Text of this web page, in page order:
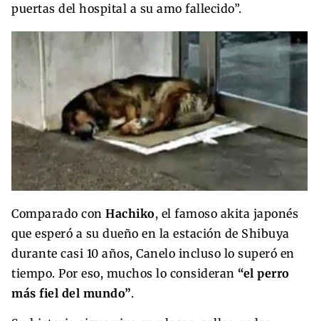
puertas del hospital a su amo fallecido”.
Comparado con Hachiko, el famoso akita japonés
que esperó a su dueño en la estación de Shibuya
durante casi 10 años, Canelo incluso lo superó en
tiempo. Por eso, muchos lo consideran “el perro
más fiel del mundo”.